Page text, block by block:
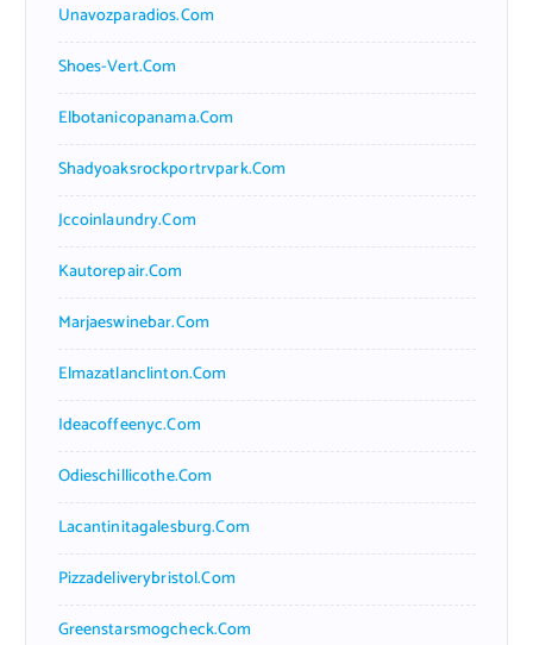
Unavozparadios.com
Shoes-Vert.com
Elbotanicopanama.com
Shadyoaksrockportrvpark.com
Jccoinlaundry.com
Kautorepair.com
Marjaeswinebar.com
Elmazatlanclinton.com
Ideacoffeenyc.com
Odieschillicothe.com
Lacantinitagalesburg.com
Pizzadeliverybristol.com
Greenstarsmogcheck.com